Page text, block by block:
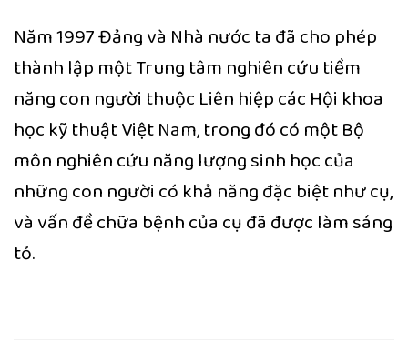
Năm 1997 Đảng và Nhà nước ta đã cho phép
thành lập một Trung tâm nghiên cứu tiềm
năng con người thuộc Liên hiệp các Hội khoa
học kỹ thuật Việt Nam, trong đó có một Bộ
môn nghiên cứu năng lượng sinh học của
những con người có khả năng đặc biệt như cụ,
và vấn đề chữa bệnh của cụ đã được làm sáng
tỏ.